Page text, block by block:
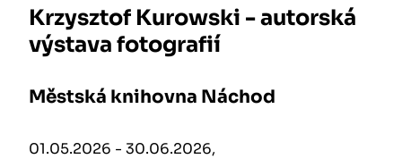
Krzysztof Kurowski - autorská
výstava fotografií
Městská knihovna Náchod
01.05.2026 - 30.06.2026,